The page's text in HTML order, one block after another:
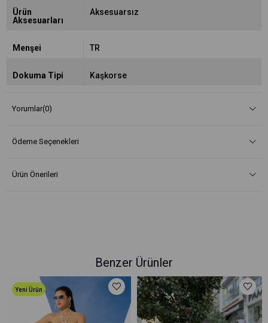
Ürün
Aksesuarları
Aksesuarsız
Menşei TR
Dokuma Tipi Kaşkorse
Yorumlar(0)
Ödeme Seçenekleri
Ürün Önerileri
Benzer Ürünler
Yeni Ürün